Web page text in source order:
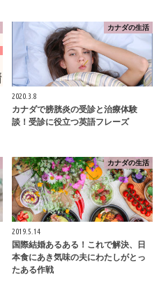
カナダの生活
2020.3.8
カナダで膀胱炎の受診と治療体験
談！受診に役立つ英語フレーズ
カナダの生活
2019.5.14
国際結婚あるある！これで解決、日
本食にあき気味の夫にわたしがとっ
たある作戦